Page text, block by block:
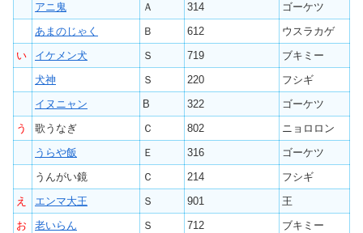
アニ鬼
Ａ 314
ゴーケツ
あまのじゃく
Ｂ 612
ウスラカゲ
い
イケメン犬 Ｓ 719
ブキミー
犬神
Ｓ 220
フシギ
イヌニャン
B 322
ゴーケツ
う
歌うなぎ Ｃ 802
ニョロロン
うらや飯
Ｅ 316
ゴーケツ
うんがい鏡
Ｃ 214
フシギ
え
エンマ大王 Ｓ 901
王
お
老いらん Ｓ 712
ブキミー